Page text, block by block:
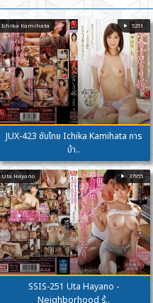
Ichika Kamihata 5251
JUX-423 ซับไทย Ichika Kamihata การ
บ้า..
Uta Hayano 37955
SSIS-251 Uta Hayano -
Neighborhood ร้..